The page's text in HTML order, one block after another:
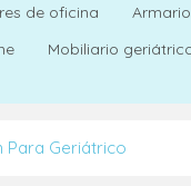
de oficina
Mobiliario
Para Geriátrico